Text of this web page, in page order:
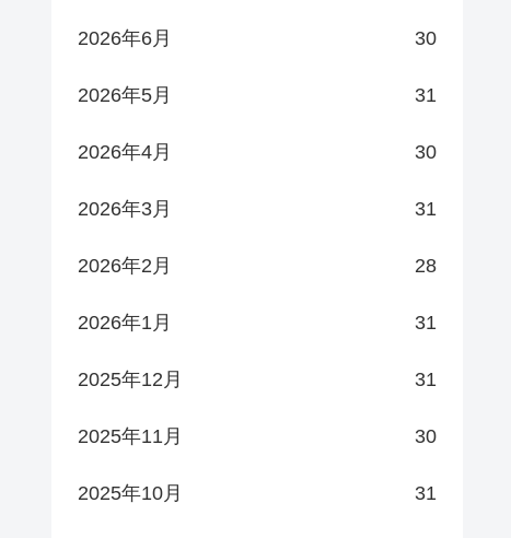
2026年6月 30
2026年5月 31
2026年4月 30
2026年3月 31
2026年2月 28
2026年1月 31
2025年12月 31
2025年11月 30
2025年10月 31